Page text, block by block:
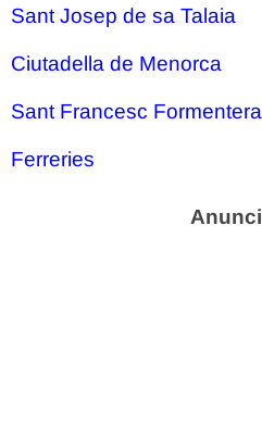
Sant Josep de sa Talaia
Ciutadella de Menorca
Sant Francesc Formentera
Ferreries